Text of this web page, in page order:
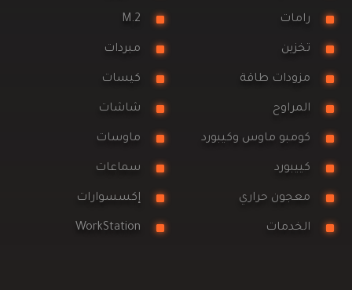
رامات M.2
تخزين مبردات
مزودات طاقة كيسات
المراوح شاشات
كومبو ماوس وكيبورد ماوسات
كييبورد سماعات
معجون حراري إكسسوارات
الخدمات WorkStation